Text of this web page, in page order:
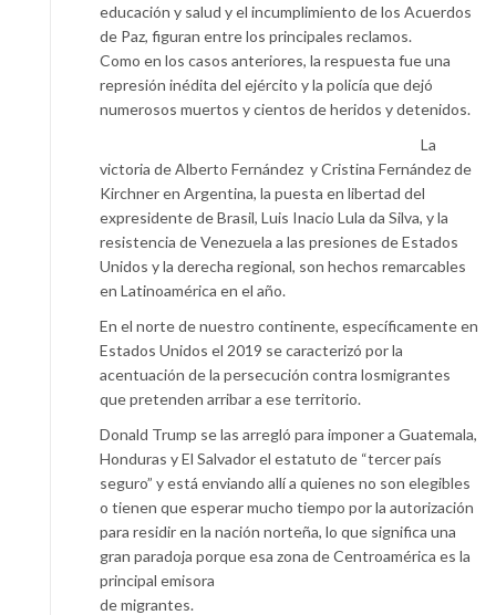
educación y salud y el incumplimiento de los Acuerdos
de Paz, figuran entre los principales reclamos.
Como en los casos anteriores, la respuesta fue una
represión inédita del ejército y la policía que dejó
numerosos muertos y cientos de heridos y detenidos.
La
victoria de Alberto Fernández y Cristina Fernández de
Kirchner en Argentina, la puesta en libertad del
expresidente de Brasil, Luis Inacio Lula da Silva, y la
resistencia de Venezuela a las presiones de Estados
Unidos y la derecha regional, son hechos remarcables
en Latinoamérica en el año.
En el norte de nuestro continente, específicamente en
Estados Unidos el 2019 se caracterizó por la
acentuación de la persecución contra losmigrantes
que pretenden arribar a ese territorio.
Donald Trump se las arregló para imponer a Guatemala,
Honduras y El Salvador el estatuto de “tercer país
seguro” y está enviando allí a quienes no son elegibles
o tienen que esperar mucho tiempo por la autorización
para residir en la nación norteña, lo que significa una
gran paradoja porque esa zona de Centroamérica es la
principal emisora
de migrantes.